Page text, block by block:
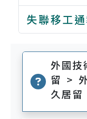
失聯移工
外國技
留 >
久居留